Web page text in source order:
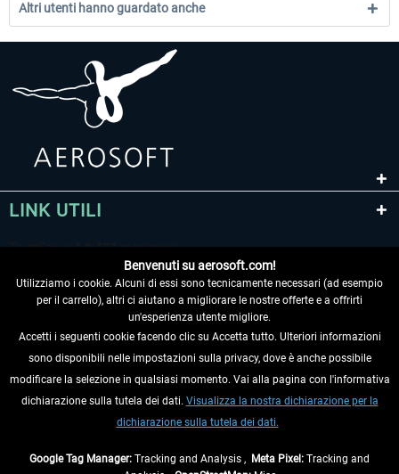
Altri utenti hanno guardato anche
LINK UTILI
RECEDERE DAL CONTRATTO
INFORMAZIONI
Benvenuti su aerosoft.com!
Utilizziamo i cookie. Alcuni di essi sono tecnicamente necessari (ad esempio
per il carrello), altri ci aiutano a migliorare le nostre offerte e a offrirti
un'esperienza utente migliore.
Accetti i seguenti cookie facendo clic su Accetta tutto. Ulteriori informazioni
sono disponibili nelle impostazioni sulla privacy, dove è anche possibile
modificare la selezione in qualsiasi momento. Vai alla pagina con l'informativa
dichiarazione sulla tutela dei dati. Visualizza la nostra dichiarazione per la
dichiarazione sulla tutela dei dati.
Google Tag Manager: Tracking and Analysis , Meta Pixel: Tracking and